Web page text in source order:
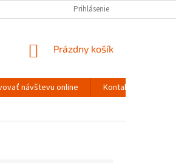
Prihlásenie
NÁKUPNÝ
Prázdny košík
návštevu online
Kontakty